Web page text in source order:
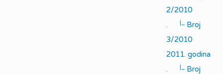
2/2010
.
|_ Broj
3/2010
2011. godina
.
|_ Broj